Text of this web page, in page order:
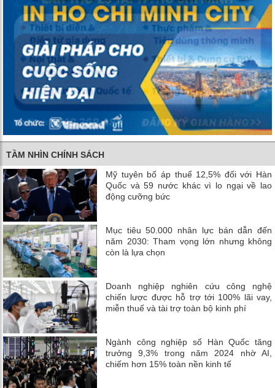
TẦM NHÌN CHÍNH SÁCH
Mỹ tuyên bố áp thuế 12,5% đối với Hàn
Quốc và 59 nước khác vì lo ngại về lao
động cưỡng bức
Mục tiêu 50.000 nhân lực bán dẫn đến
năm 2030: Tham vọng lớn nhưng không
còn là lựa chọn
Doanh nghiệp nghiên cứu công nghệ
chiến lược được hỗ trợ tới 100% lãi vay,
miễn thuế và tài trợ toàn bộ kinh phí
Ngành công nghiệp số Hàn Quốc tăng
trưởng 9,3% trong năm 2024 nhờ AI,
chiếm hơn 15% toàn nền kinh tế